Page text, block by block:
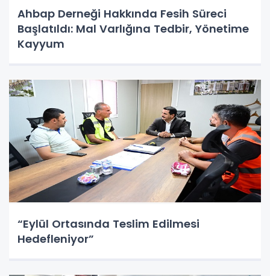
Ahbap Derneği Hakkında Fesih Süreci
Başlatıldı: Mal Varlığına Tedbir, Yönetime
Kayyum
“Eylül Ortasında Teslim Edilmesi
Hedefleniyor”